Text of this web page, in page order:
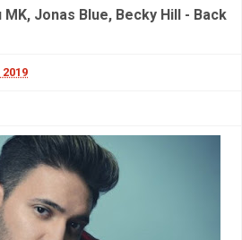
Jonas Blue, Becky Hill - Back